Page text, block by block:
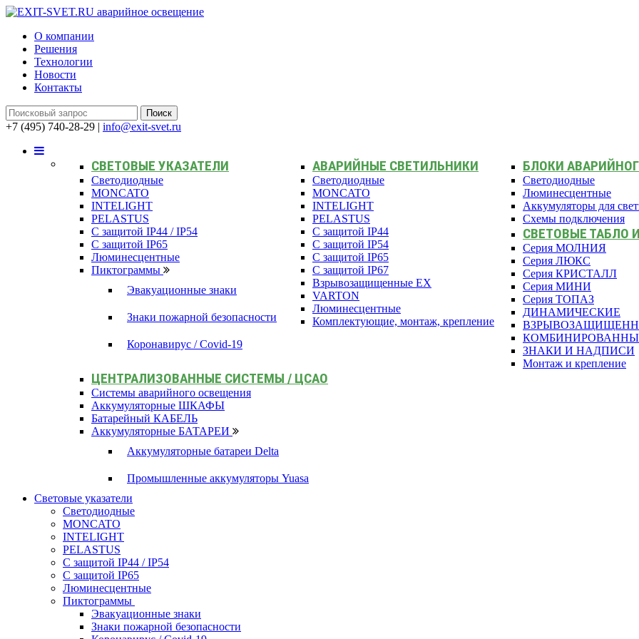
О компании
Решения
Технологии
Новости
Контакты
+7 (495) 740-28-29 | info@exit-svet.ru
СВЕТОВЫЕ УКАЗАТЕЛИ
Светодиодные
MONCATO
INTELIGHT
PELASTUS
С защитой IP44 / IP54
С защитой IP65
Люминесцентные
Пиктограммы
Эвакуационные знаки
Знаки пожарной безопасности
Коронавирус / Covid-19
АВАРИЙНЫЕ СВЕТИЛЬНИКИ
Светодиодные
MONCATO
INTELIGHT
PELASTUS
С защитой IP44
С защитой IP54
С защитой IP65
С защитой IP67
Взрывозащищенные EX
VARTON
Люминесцентные
Комплектующие, монтаж, крепление
БЛОКИ
Светодиодные
Люминесцентные
Аккумуляторы для
Схемы подключения
СВЕТОВЫЕ ТАБЛО
Серия МОЛНИЯ
Серия ЛЮКС
Серия КРИСТАЛЛ
Серия МИНИ
Серия ТОПАЗ
ДИНАМИЧЕСКИЕ
ЗНАКИ И НАДПИСИ
Монтаж и крепление
ЦЕНТРАЛИЗОВАННЫЕ СИСТЕМЫ / ЦСАО
Системы аварийного освещения
Аккумуляторные ШКАФЫ
Батарейный КАБЕЛЬ
Аккумуляторные БАТАРЕИ
Аккумуляторные батареи Delta
Промышленные аккумуляторы Yuasa
Световые указатели
Светодиодные
MONCATO
INTELIGHT
PELASTUS
С защитой IP44 / IP54
С защитой IP65
Люминесцентные
Пиктограммы
Эвакуационные знаки
Знаки пожарной безопасности